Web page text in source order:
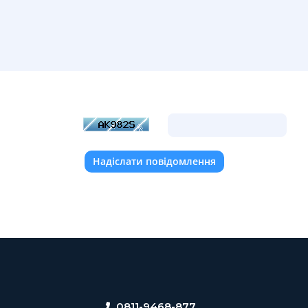
Надіслати повідомлення